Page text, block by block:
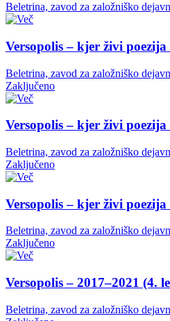
Beletrina, zavod za založniško
Versopolis – kjer živi
Beletrina, zavod za založniško
Zaključeno
Versopolis – kjer živi
Beletrina, zavod za založniško
Zaključeno
Versopolis – kjer živi
Beletrina, zavod za založniško
Zaključeno
Versopolis – 2017–2021 (4.
Beletrina, zavod za založniško